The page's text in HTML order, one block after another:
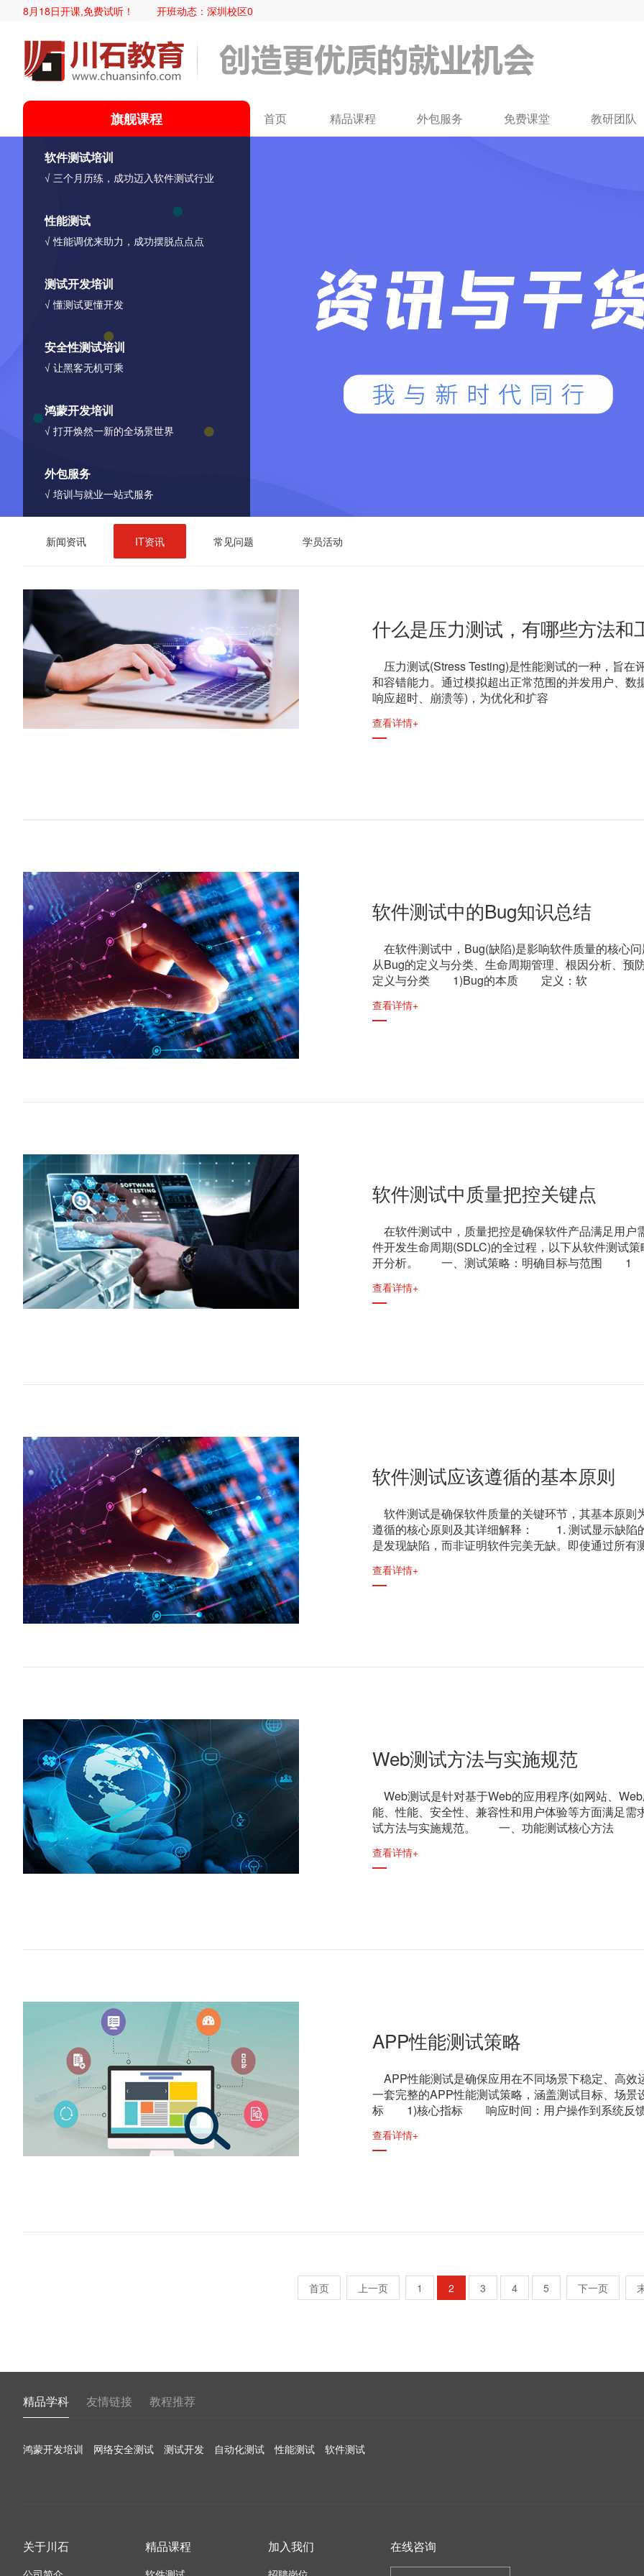
月18日开课,免费试听！ 开班动态：深圳校区08月18日开课,免费试听！
旗舰课程
软件测试培训
√ 三个月历练，成功迈入软件测试行业
性能测试
√ 性能调优来助力，成功摆脱点点点
测试开发培训
√ 懂测试更懂开发
安全性测试培训
√ 让黑客无机可乘
鸿蒙开发培训
√ 打开焕然一新的全场景世界
外包服务
√ 培训与就业一站式服务
首页 精品课程 外包服务 免费课堂 教研团队
新闻资讯 IT资讯 常见问题 学员活动
什么是压力测试，有哪些方法和
压力测试(Stress Testing)是性能测试的一种，旨在
和容错能力。通过模拟超出正常范围的并发用户、
响应超时、崩溃等)，为优化和扩容
查看详情+
软件测试中的Bug知识总结
在软件测试中，Bug(缺陷)是影响软件质量的核心
从Bug的定义与分类、生命周期管理、根因分析、
定义与分类 1)Bug的本质 定义：软
查看详情+
软件测试中质量把控关键点
在软件测试中，质量把控是确保软件产品满足用
件开发生命周期(SDLC)的全过程，以下从软件测试
开分析。 一、测试策略：明确目标与范围 1
查看详情+
软件测试应该遵循的基本原则
软件测试是确保软件质量的关键环节，其基本原
遵循的核心原则及其详细解释： 1. 测试显示缺
是发现缺陷，而非证明软件完美无缺。即使通过所有
查看详情+
Web测试方法与实施规范
Web测试是针对基于Web的应用程序(如网站、
能、性能、安全性、兼容性和用户体验等方面满足
试方法与实施规范。 一、功能测试核心方法
查看详情+
APP性能测试策略
APP性能测试是确保应用在不同场景下稳定、高
一套完整的APP性能测试策略，涵盖测试目标、
标 1)核心指标 响应时间：用户操作到系统反
查看详情+
首页 上一页 1 2 3 4 5 下一页
精品学科 友情链接 教程推荐
鸿蒙开发培训 网络安全测试 测试开发 自动化测试 性能测试 软件测试
关于川石 精品课程 加入我们 在线咨询